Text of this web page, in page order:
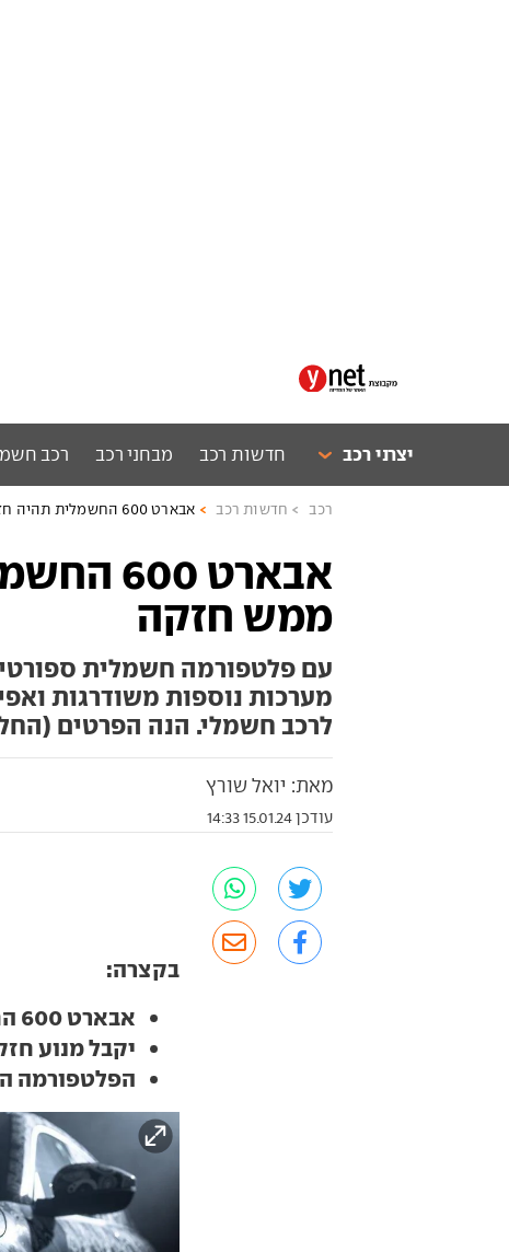
יצרני רכב חדשות רכב מבחני רכב רכב
רכב חדשות רכב אבארט 600 החשמלית תהיה חזקה, ממש חזקה
אבארט
ממש חזקה
מערכות נוספות משודרגות
לרכב חשמלי. הנה הפרטים
מאת: יואל שורץ
עודכן 15.01.24 14:33
בקצרה:
אבארט 600 החשמלי בדרך, ונחשף עוד קצת
יקבל מנוע
הפלטפורמה